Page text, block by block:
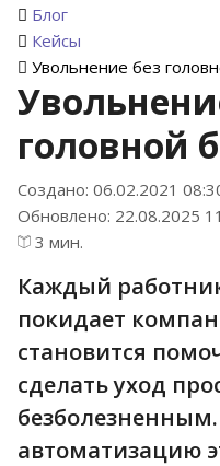
Блог
Кейсы
Увольнение без
головной
Создано: 06.02.2021
Обновлено: 22.08.2025
3 мин.
Каждый
покидает
становится
сделать уход
автоматизацию